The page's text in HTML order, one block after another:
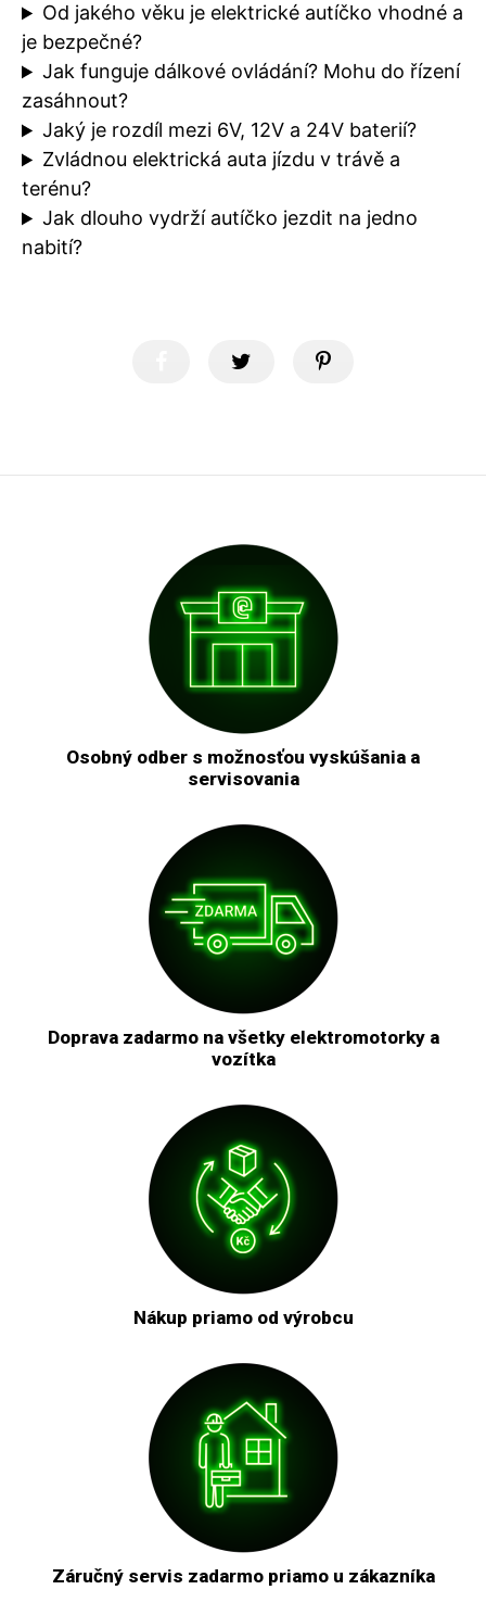
Od jakého věku je elektrické autíčko vhodné a
je bezpečné?
Jak funguje dálkové ovládání? Mohu do řízení
zasáhnout?
Jaký je rozdíl mezi 6V, 12V a 24V baterií?
Zvládnou elektrická auta jízdu v trávě a
terénu?
Jak dlouho vydrží autíčko jezdit na jedno
nabití?
Osobný odber s možnosťou vyskúšania a
servisovania
Doprava zadarmo na všetky elektromotorky a
vozítka
Nákup priamo od výrobcu
Záručný servis zadarmo priamo u zákazníka